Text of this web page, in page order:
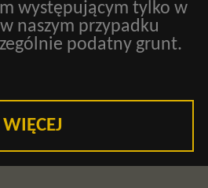
występującym tylko w
naszym przypadku
podatny grunt.
WIĘCEJ